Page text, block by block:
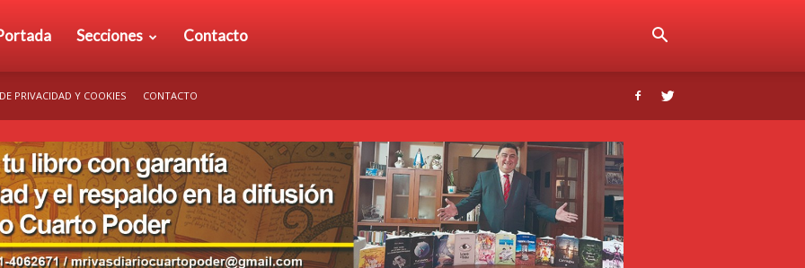
Secciones Contacto
PRIVACIDAD Y COOKIES CONTACTO